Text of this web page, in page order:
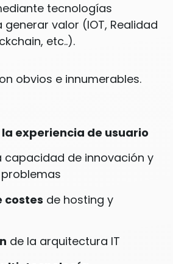
tecnologías
valor (IOT, Realidad
etc..).
obvios e innumerables.
experiencia de usuario
capacidad de innovación y
costes de hosting y
de la arquitectura IT